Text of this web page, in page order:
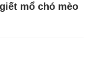
mổ chó mèo